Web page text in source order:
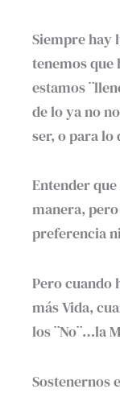
Siempre hay
tenemos que
estamos
de lo ya no
ser, o para lo
Entender
manera,
preferencia
Pero cuando
más Vida,
los ¨No¨…la
Sostenernos